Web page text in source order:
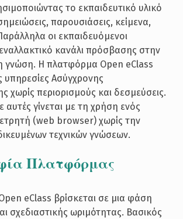
το εκπαιδευτικό υλικό
παρουσιάσεις, κείμενα,
οι εκπαιδευόμενοι
κανάλι πρόσβασης στην
γνώση. Η πλατφόρμα Open eClass
υπηρεσίες Ασύγχρονης
χωρίς περιορισμούς και δεσμεύσεις.
γίνεται με τη χρήση ενός
(web browser) χωρίς την
τεχνικών γνώσεων.
Πλατφόρμας
eClass βρίσκεται σε μια φάση
σχεδιαστικής ωριμότητας. Βασικός